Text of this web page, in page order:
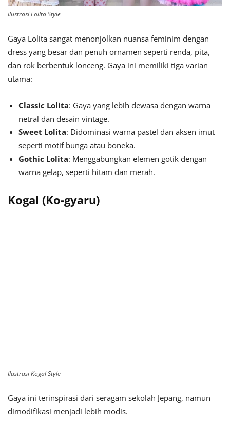
Ilustrasi Lolita Style
Gaya Lolita sangat menonjolkan nuansa feminim dengan
dress yang besar dan penuh ornamen seperti renda, pita,
dan rok berbentuk lonceng. Gaya ini memiliki tiga varian
utama:
Classic Lolita: Gaya yang lebih dewasa dengan warna
netral dan desain vintage.
Sweet Lolita: Didominasi warna pastel dan aksen imut
seperti motif bunga atau boneka.
Gothic Lolita: Menggabungkan elemen gotik dengan
warna gelap, seperti hitam dan merah.
Kogal (Ko-gyaru)
Ilustrasi Kogal Style
Gaya ini terinspirasi dari seragam sekolah Jepang, namun
dimodifikasi menjadi lebih modis.